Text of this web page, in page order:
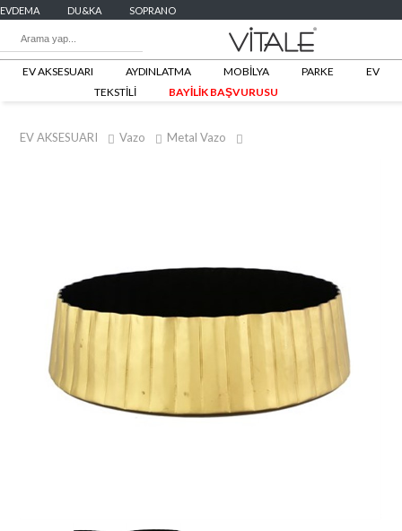
EVDEMA DU&KA SOPRANO
EV AKSESUARI AYDINLATMA MOBİLYA PARKE
EV
TEKSTİLİ
BAYİLİK BAŞVURUSU
EV AKSESUARI Vazo Metal Vazo